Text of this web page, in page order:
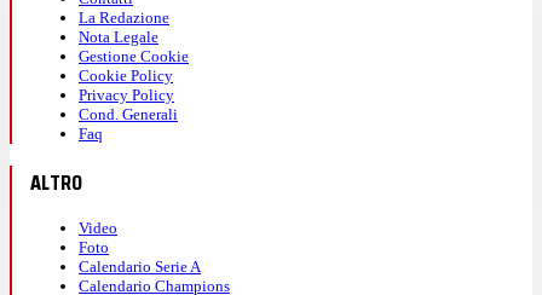
La Redazione
Nota Legale
Gestione Cookie
Cookie Policy
Privacy Policy
Cond. Generali
Faq
ALTRO
Video
Foto
Calendario Serie A
Calendario Champions